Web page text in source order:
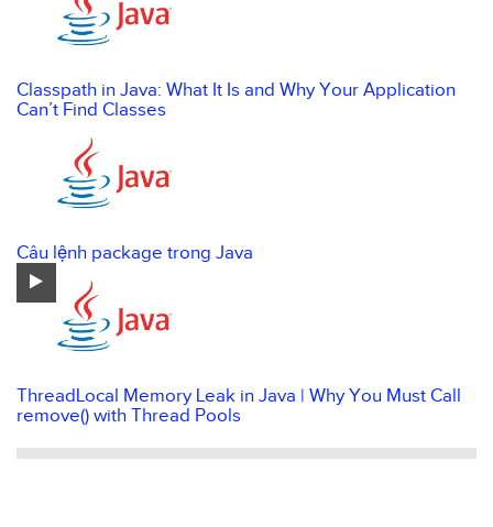
Classpath in Java: What It Is and Why Your Application
Can’t Find Classes
Câu lệnh package trong Java
ThreadLocal Memory Leak in Java | Why You Must Call
remove() with Thread Pools